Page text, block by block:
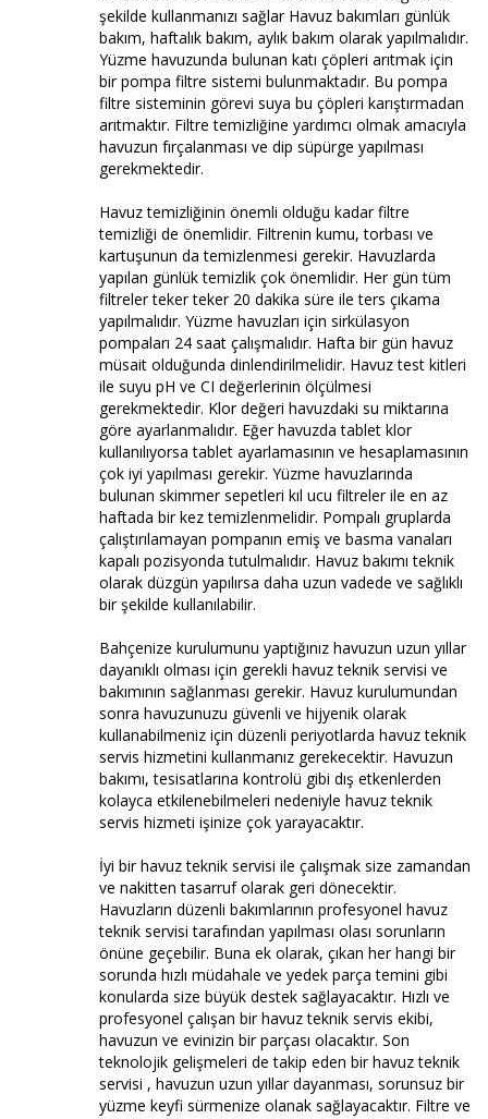
şekilde kullanmanızı sağlar Havuz bakımları günlük
bakım, haftalık bakım, aylık bakım olarak yapılmalıdır.
Yüzme havuzunda bulunan katı çöpleri arıtmak için
bir pompa filtre sistemi bulunmaktadır. Bu pompa
filtre sisteminin görevi suya bu çöpleri karıştırmadan
arıtmaktır. Filtre temizliğine yardımcı olmak amacıyla
havuzun fırçalanması ve dip süpürge yapılması
gerekmektedir.
Havuz temizliğinin önemli olduğu kadar filtre
temizliği de önemlidir. Filtrenin kumu, torbası ve
kartuşunun da temizlenmesi gerekir. Havuzlarda
yapılan günlük temizlik çok önemlidir. Her gün tüm
filtreler teker teker 20 dakika süre ile ters çıkama
yapılmalıdır. Yüzme havuzları için sirkülasyon
pompaları 24 saat çalışmalıdır. Hafta bir gün havuz
müsait olduğunda dinlendirilmelidir. Havuz test kitleri
ile suyu pH ve CI değerlerinin ölçülmesi
gerekmektedir. Klor değeri havuzdaki su miktarına
göre ayarlanmalıdır. Eğer havuzda tablet klor
kullanılıyorsa tablet ayarlamasının ve hesaplamasının
çok iyi yapılması gerekir. Yüzme havuzlarında
bulunan skimmer sepetleri kıl ucu filtreler ile en az
haftada bir kez temizlenmelidir. Pompalı gruplarda
çalıştırılamayan pompanın emiş ve basma vanaları
kapalı pozisyonda tutulmalıdır. Havuz bakımı teknik
olarak düzgün yapılırsa daha uzun vadede ve sağlıklı
bir şekilde kullanılabilir.
Bahçenize kurulumunu yaptığınız havuzun uzun yıllar
dayanıklı olması için gerekli havuz teknik servisi ve
bakımının sağlanması gerekir. Havuz kurulumundan
sonra havuzunuzu güvenli ve hijyenik olarak
kullanabilmeniz için düzenli periyotlarda havuz teknik
servis hizmetini kullanmanız gerekecektir. Havuzun
bakımı, tesisatlarına kontrolü gibi dış etkenlerden
kolayca etkilenebilmeleri nedeniyle havuz teknik
servis hizmeti işinize çok yarayacaktır.
İyi bir havuz teknik servisi ile çalışmak size zamandan
ve nakitten tasarruf olarak geri dönecektir.
Havuzların düzenli bakımlarının profesyonel havuz
teknik servisi tarafından yapılması olası sorunların
önüne geçebilir. Buna ek olarak, çıkan her hangi bir
sorunda hızlı müdahale ve yedek parça temini gibi
konularda size büyük destek sağlayacaktır. Hızlı ve
profesyonel çalışan bir havuz teknik servis ekibi,
havuzun ve evinizin bir parçası olacaktır. Son
teknolojik gelişmeleri de takip eden bir havuz teknik
servisi , havuzun uzun yıllar dayanması, sorunsuz bir
yüzme keyfi sürmenize olanak sağlayacaktır. Filtre ve